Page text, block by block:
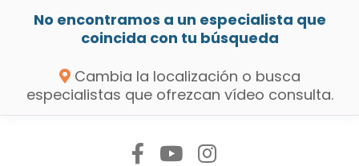
No encontramos a un especialista que
coincida con tu búsqueda
Cambia la localización o busca
especialistas que ofrezcan vídeo consulta.